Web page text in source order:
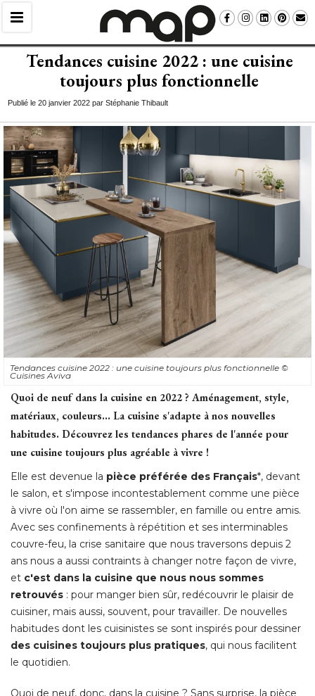
Tendances cuisine 2022 : une cuisine
toujours plus fonctionnelle
Publié le 20 janvier 2022 par Stéphanie Thibault
Tendances cuisine 2022 : une cuisine toujours plus fonctionnelle ©
Cuisines Aviva
Quoi de neuf dans la cuisine en 2022 ? Aménagement, style,
matériaux, couleurs... La cuisine s'adapte à nos nouvelles
habitudes. Découvrez les tendances phares de l'année pour
une cuisine toujours plus agréable à vivre !
Elle est devenue la pièce préférée des Français*, devant
le salon, et s'impose incontestablement comme une pièce
à vivre où l'on aime se rassembler, en famille ou entre amis.
Avec ses confinements à répétition et ses interminables
couvre-feu, la crise sanitaire que nous traversons depuis 2
ans nous a aussi contraints à changer notre façon de vivre,
et c'est dans la cuisine que nous nous sommes
retrouvés : pour manger bien sûr, redécouvrir le plaisir de
cuisiner, mais aussi, souvent, pour travailler. De nouvelles
habitudes dont les cuisinistes se sont inspirés pour dessiner
des cuisines toujours plus pratiques, qui nous facilitent
le quotidien.
Quoi de neuf, donc, dans la cuisine ? Sans surprise, la pièce